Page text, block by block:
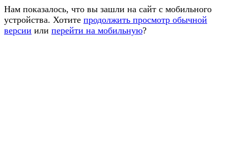
Нам показалось, что вы зашли на сайт с мобильного
устройства. Хотите продолжить просмотр обычной
версии или перейти на мобильную?